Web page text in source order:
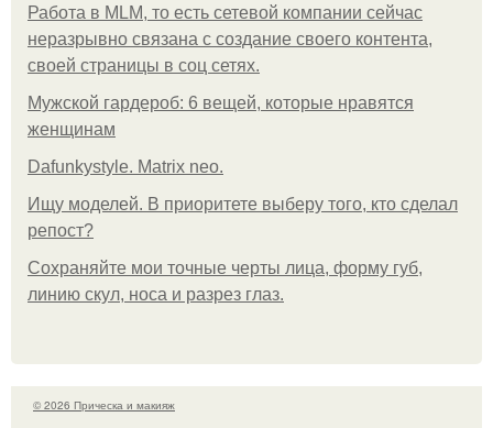
Работа в MLM, то есть сетевой компании сейчас
неразрывно связана с создание своего контента,
своей страницы в соц сетях.
Мужской гардероб: 6 вещей, которые нравятся
женщинам
Dafunkystyle. Matrix neo.
Ищу моделей. В приоритете выберу того, кто сделал
репост?
Сохраняйте мои точные черты лица, форму губ,
линию скул, носа и разрез глаз.
© 2026 Прическа и макияж